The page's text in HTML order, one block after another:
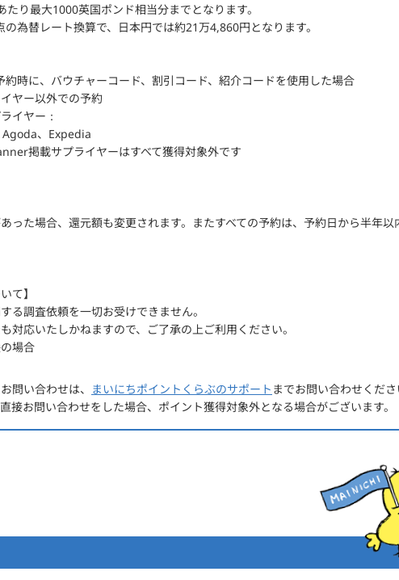
たり最大1000英国ポンド相当分までとなります。
為替レート換算で、日本円では約21万4,860円となります。
約時に、バウチャーコード、割引コード、紹介コードを使用した場合
ヤー以外での予約
イヤー：
、Expedia
掲載サプライヤーはすべて獲得対象外です
った場合、還元額も変更されます。またすべての予約は、予約日から半年以
て】
る調査依頼を一切お受けできません。
対応いたしかねますので、ご了承の上ご利用ください。
場合
問い合わせは、
まいにちポイントくらぶのサポート までお問い合わせくだ
接お問い合わせをした場合、ポイント獲得対象外となる場合がございます。